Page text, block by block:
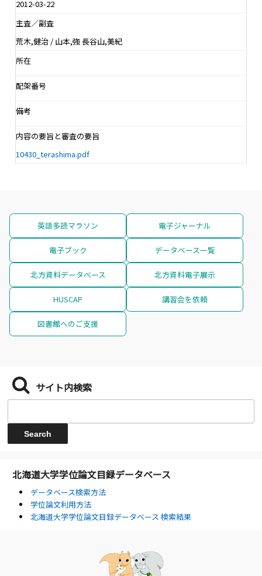
2012-03-22
主査／副査
荒木,健治 / 山本,強 長谷山,美紀
所在
配架番号
備考
内容の要旨と審査の要旨
10430_terashima.pdf
英語多読マラソン 電子ジャーナル
電子ブック データベース一覧
北方資料データベース 北方資料電子展示
HUSCAP 講習会を依頼
図書館へのご支援
サイト内検索
北海道大学学位論文目録データベース
データベース検索方法
学位論文利用方法
北海道大学学位論文目録データベース 検索結果